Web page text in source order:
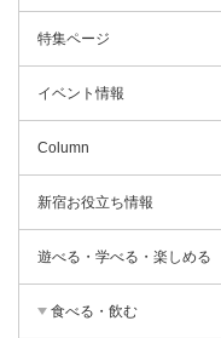
特集ページ
イベント情報
Column
新宿お役立ち情報
遊べる・学べる・楽しめる
食べる・飲む